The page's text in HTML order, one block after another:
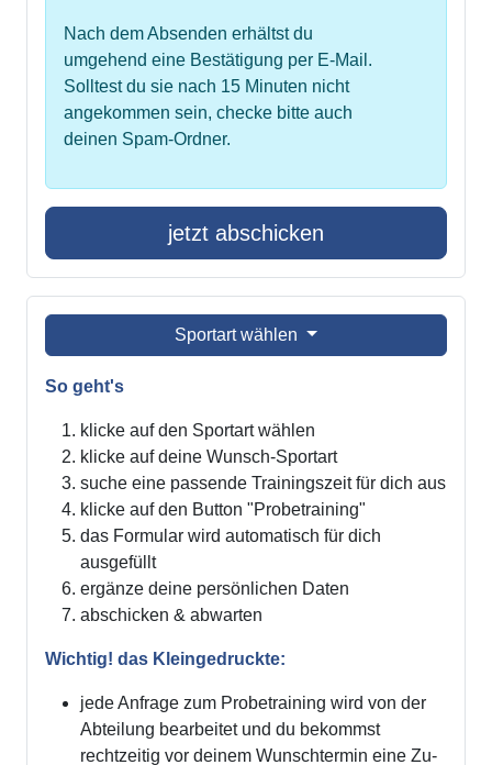
Nach dem Absenden erhältst du
umgehend eine Bestätigung per E-Mail.
Solltest du sie nach 15 Minuten nicht
angekommen sein, checke bitte auch
deinen Spam-Ordner.
jetzt abschicken
Sportart wählen
So geht's
klicke auf den Sportart wählen
klicke auf deine Wunsch-Sportart
suche eine passende Trainingszeit für dich aus
klicke auf den Button "Probetraining"
das Formular wird automatisch für dich
ausgefüllt
ergänze deine persönlichen Daten
abschicken & abwarten
Wichtig! das Kleingedruckte:
jede Anfrage zum Probetraining wird von der
Abteilung bearbeitet und du bekommst
rechtzeitig vor deinem Wunschtermin eine Zu-